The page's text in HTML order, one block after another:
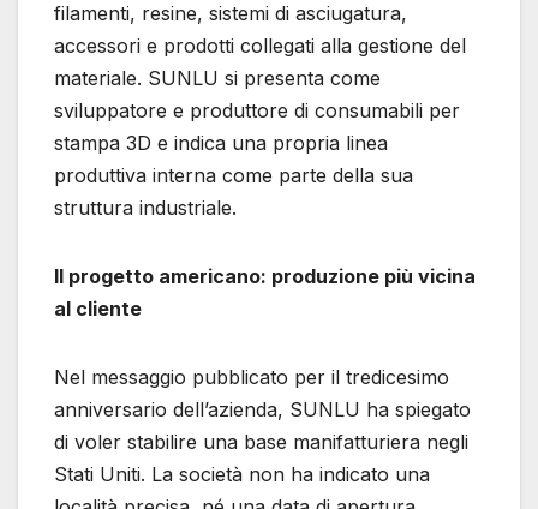
filamenti, resine, sistemi di asciugatura,
accessori e prodotti collegati alla gestione del
materiale. SUNLU si presenta come
sviluppatore e produttore di consumabili per
stampa 3D e indica una propria linea
produttiva interna come parte della sua
struttura industriale.
Il progetto americano: produzione più vicina
al cliente
Nel messaggio pubblicato per il tredicesimo
anniversario dell’azienda, SUNLU ha spiegato
di voler stabilire una base manifatturiera negli
Stati Uniti. La società non ha indicato una